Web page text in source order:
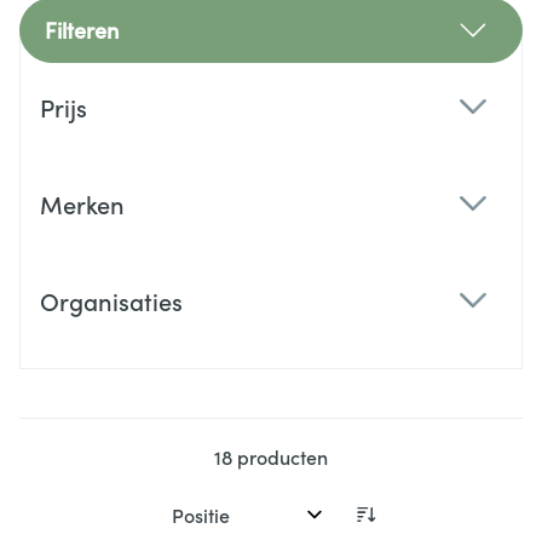
Filteren
Prijs
Merken
Organisaties
18 producten
Sorteer op: